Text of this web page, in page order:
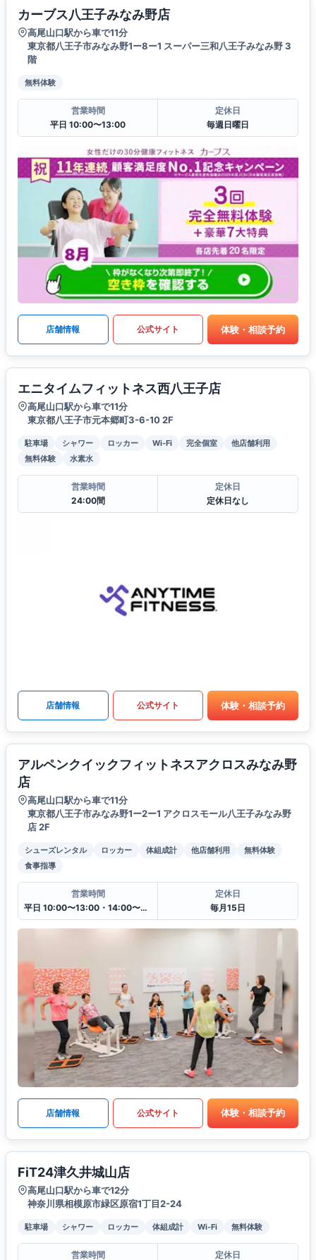
カーブス八王子みなみ野店
高尾山口駅から車で11分
東京都八王子市みなみ野1ー8ー1 スーパー三和八王子みなみ野 3
階
無料体験
営業時間
平日 10:00〜13:00
定休日
毎週日曜日
店舗情報 公式サイト 体験・相談予約
エニタイムフィットネス西八王子店
高尾山口駅から車で11分
東京都八王子市元本郷町3-6-10 2F
駐車場 シャワー ロッカー Wi-Fi 完全個室
他店舗利用
無料体験
水素水
営業時間
24:00間
定休日
定休日なし
店舗情報 公式サイト 体験・相談予約
アルペンクイックフィットネスアクロスみなみ野
店
高尾山口駅から車で11分
東京都八王子市みなみ野1ー2ー1 アクロスモール八王子みなみ野
店 2F
シューズレンタル ロッカー 体組成計 他店舗利用
無料体験
食事指導
営業時間
平日 10:00〜13:00・14:00〜20:00
定休日
毎月15日
店舗情報 公式サイト 体験・相談予約
FiT24津久井城山店
高尾山口駅から車で12分
神奈川県相模原市緑区原宿1丁目2-24
駐車場 シャワー ロッカー 体組成計 Wi-Fi 無料体験
営業時間 定休日